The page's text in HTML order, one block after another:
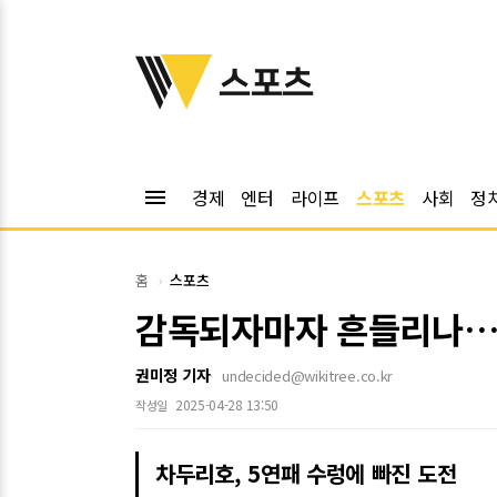
위키트리
스포츠
menu 경제 엔터 라이프 스포츠 사회 정
홈 스포츠
감독되자마자 흔들리나
권미정 기자 undecided@wikitree.co.kr
작성일 2025-04-28 13:50
차두리호, 5연패 수렁에 빠진 도전